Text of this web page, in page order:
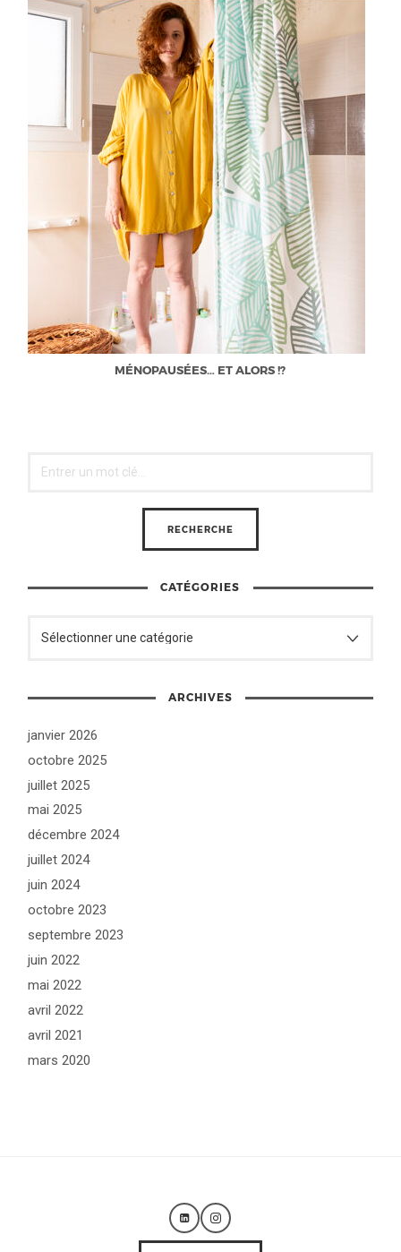
MÉNOPAUSÉES… ET ALORS !?
CATÉGORIES
ARCHIVES
janvier 2026
octobre 2025
juillet 2025
mai 2025
décembre 2024
juillet 2024
juin 2024
octobre 2023
septembre 2023
juin 2022
mai 2022
avril 2022
avril 2021
mars 2020